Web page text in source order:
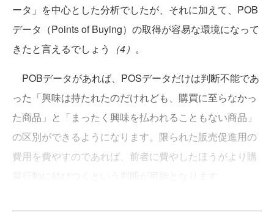
ータ」を中心とした分析でしたが、それに加えて、POB
データ（Points of Buying）の取得が容易な環境になって
きたと言えるでしょう
（4） 。
POBデータがあれば、POSデータだけは判断不能であ
った「興味は持たれたのだけれども、購買に至らなかっ
た商品」と「まったく興味を払われることもない商品」
の区別ができるようになります。限られた販売促進用の
費用を費やすのであれば、前者に費やしたほうがより購